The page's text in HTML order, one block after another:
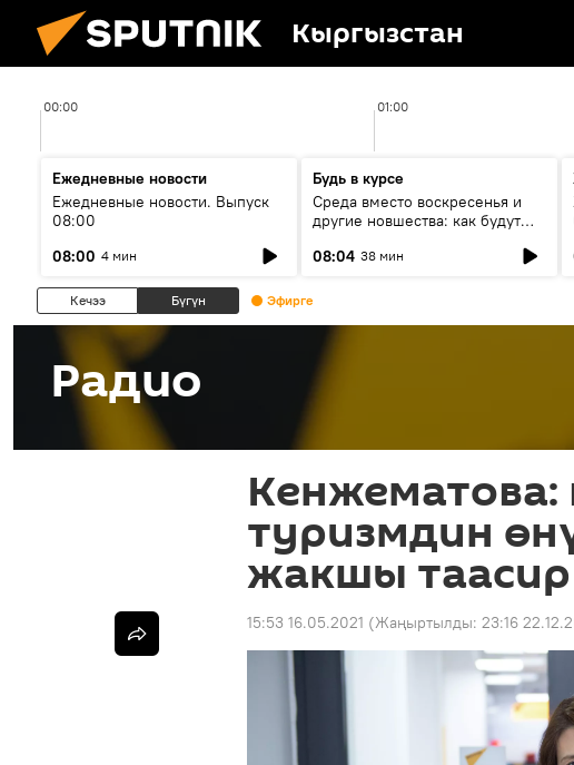
Кыргызстан
00:00 01:00
Ежедневные новости
Ежедневные новости. Выпуск
08:00
08:00 4 мин
Будь в курсе
Среда вместо воскресенья и
другие новшества: как будут
08:04 38 мин
Кечээ Бүгүн Эфирге
Радио
туризмдин
жакшы таасир
15:53 16.05.2021 (Жаңыртылды: 23:16